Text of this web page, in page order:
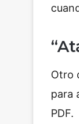
Otro
para
PDF.